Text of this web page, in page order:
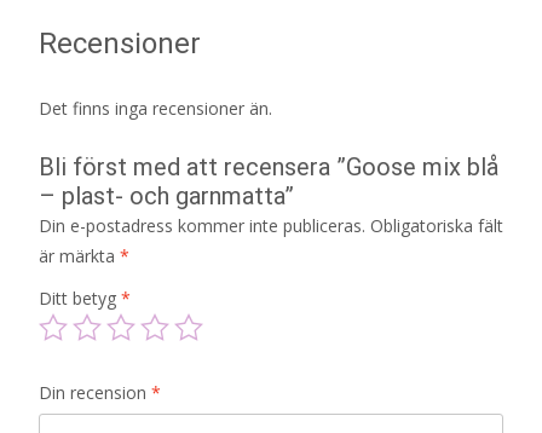
Recensioner
Det finns inga recensioner än.
Bli först med att recensera ”Goose mix blå
– plast- och garnmatta”
Din e-postadress kommer inte publiceras. Obligatoriska fält
är märkta *
Ditt betyg *
Din recension *